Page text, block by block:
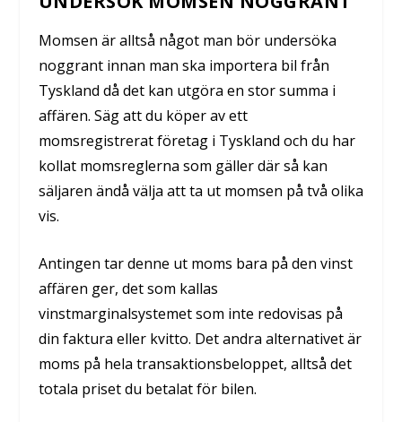
Momsen är alltså något man bör undersöka
noggrant innan man ska importera bil från
Tyskland då det kan utgöra en stor summa i
affären. Säg att du köper av ett
momsregistrerat företag i Tyskland och du har
kollat momsreglerna som gäller där så kan
säljaren ändå välja att ta ut momsen på två olika
vis.
Antingen tar denne ut moms bara på den vinst
affären ger, det som kallas
vinstmarginalsystemet som inte redovisas på
din faktura eller kvitto. Det andra alternativet är
moms på hela transaktionsbeloppet, alltså det
totala priset du betalat för bilen.